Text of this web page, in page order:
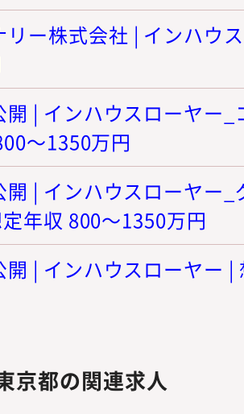
リー株式会社 | インハウ
開 | インハウスローヤー
～1350万円
開 | インハウスローヤー
年収 800～1350万円
開 | インハウスローヤー
京都の関連求人